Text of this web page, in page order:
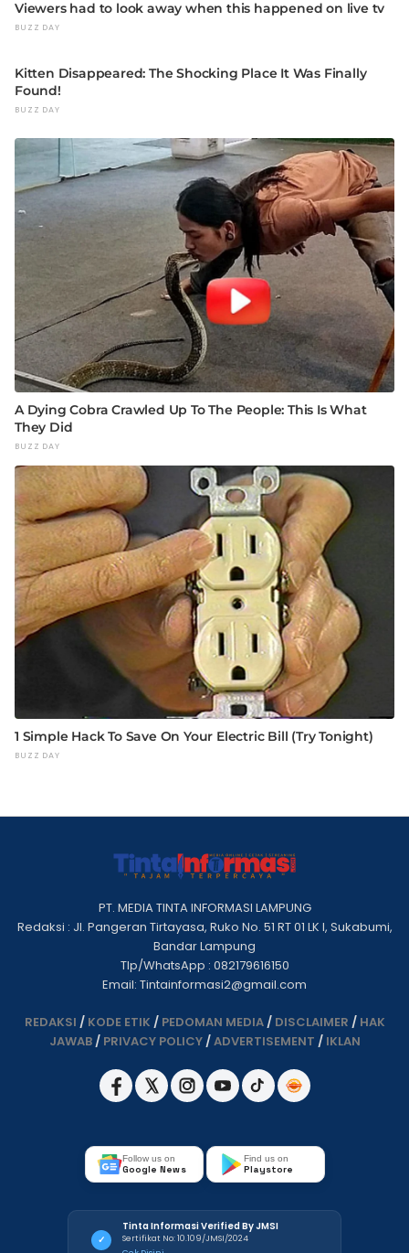
PT. MEDIA TINTA INFORMASI LAMPUNG
Redaksi : Jl. Pangeran Tirtayasa, Ruko No. 51 RT 01 LK I, Sukabumi,
Bandar Lampung
Tlp/WhatsApp : 082179616150
Email: Tintainformasi2@gmail.com
REDAKSI / KODE ETIK / PEDOMAN MEDIA/ DISCLAIMER / HAK
JAWAB/ PRIVACY POLICY/ADVERTISEMENT / IKLAN
Follow us on
Google News
Find us on
Playstore
✓
Tinta Informasi Verified By JMSI
Sertifikat No: 10.109/JMSI/2024